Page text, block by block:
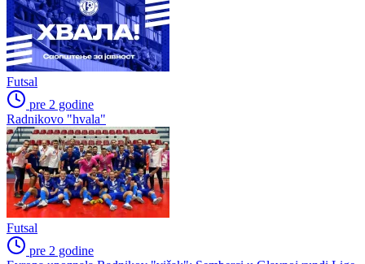
Futsal
pre 2 godine
Radnikovo "hvala"
Futsal
pre 2 godine